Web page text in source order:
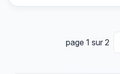
page 1 sur 2